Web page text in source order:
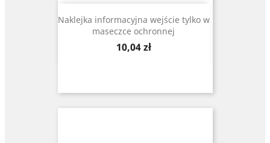
Naklejka informacyjna wejście tylko w
maseczce ochronnej
Cena
10,04 zł